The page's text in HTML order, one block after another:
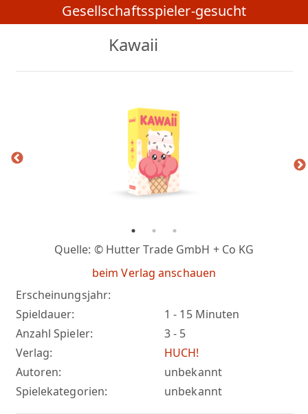
Gesellschaftsspieler-gesucht
Kawaii
Erscheinungsjahr:
Spieldauer:
1 - 15 Minuten
Anzahl Spieler:
3 - 5
Verlag:
HUCH!
Autoren:
unbekannt
Spielekategorien:
unbekannt
Quelle: © Hutter Trade GmbH + Co KG
beim Verlag anschauen